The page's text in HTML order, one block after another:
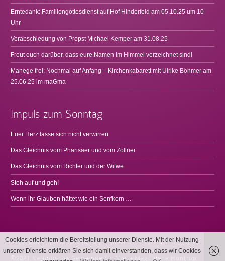
Erntedank: Familiengottesdienst auf Hof Hinderfeld am 05.10.25 um 10
Uhr
Verabschiedung von Propst Michael Kemper am 31.08.25
Freut euch darüber, dass eure Namen im Himmel verzeichnet sind!
Manege frei: Nochmal auf Anfang – Kirchenkabarett mit Ulrike Böhmer am
25.06.25 im maGma
Impuls zum Sonntag
Euer Herz lasse sich nicht verwirren
Das Gleichnis vom Pharisäer und vom Zöllner
Das Gleichnis vom Richter und der Witwe
Steh auf und geh!
Wenn ihr Glauben hättet wie ein Senfkorn …
©2021 Katholische Gemeinde St. Maria Magdalena Höntrop
Cookies erleichtern die Bereitstellung unserer Dienste. Mit der Nutzung
unserer Dienste erklären Sie sich damit einverstanden, dass wir Cookies